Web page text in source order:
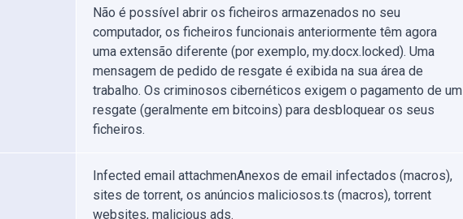
Não é possível abrir os ficheiros armazenados no seu
computador, os ficheiros funcionais anteriormente têm agora
uma extensão diferente (por exemplo, my.docx.locked). Uma
mensagem de pedido de resgate é exibida na sua área de
trabalho. Os criminosos cibernéticos exigem o pagamento de um
resgate (geralmente em bitcoins) para desbloquear os seus
ficheiros.
Infected email attachmenAnexos de email infectados (macros),
sites de torrent, os anúncios maliciosos.ts (macros), torrent
websites, malicious ads.